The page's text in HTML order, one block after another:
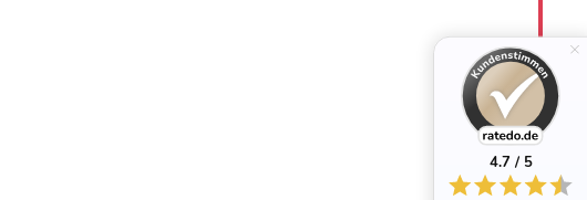
4.7 / 5